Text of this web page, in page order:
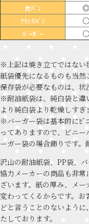
食ﾊﾟﾝ ◎
ﾌﾗﾝｽﾊﾟﾝ 〇
ﾊﾞｰｶﾞｰ 〇
※上記は焼き立てではない
紙袋優先になるものも当
保存袋が必要なものは、状
※耐油紙袋は、純白袋と違
より純白袋より乾燥しすぎ
※バーガー袋は基本的にﾋﾞ
ってありますので、ビニ
ーガー袋の場合飾りです。
沢山の耐油紙袋、PP袋、
協力メーカーの商品も非
ざいます。紙の厚み、メ
変わってくるからです。
どと言うことのないよう
たしております。